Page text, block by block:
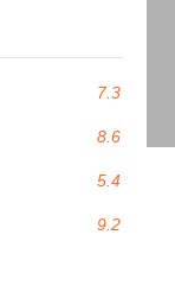
7.3
8.6
5.4
9.2